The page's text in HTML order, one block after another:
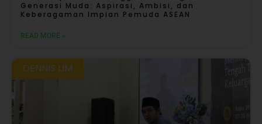
Generasi Muda: Aspirasi, Ambisi, dan
Keberagaman Impian Pemuda ASEAN
READ MORE »
DENNIS LIM